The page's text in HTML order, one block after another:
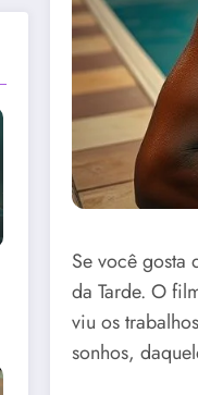
Se você gosta
da Tarde. O
viu os
sonhos,